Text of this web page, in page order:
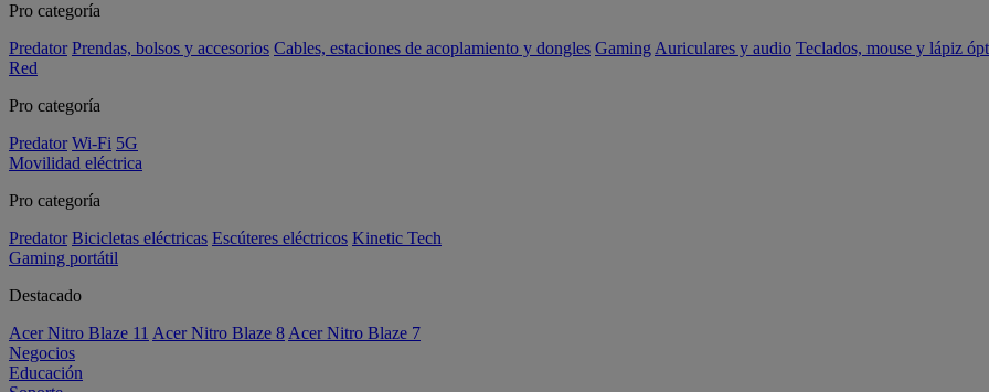
Pro categoría
Predator Prendas, bolsos y accesorios Cables, estaciones de acoplamiento y dongles Gaming Auriculares y audio Teclados, mouse y lápiz
Red
Pro categoría
Predator Wi-Fi 5G
Movilidad eléctrica
Pro categoría
Predator Bicicletas eléctricas Escúteres eléctricos Kinetic Tech
Gaming portátil
Destacado
Acer Nitro Blaze 11 Acer Nitro Blaze 8 Acer Nitro Blaze 7
Negocios
Educación